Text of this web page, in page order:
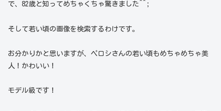
で、82歳と知ってめちゃくちゃ驚きました^^;
そして若い頃の画像を検索するわけです。
お分かりかと思いますが、ペロシさんの若い頃もめちゃめちゃ美
人！かわいい！
モデル級です！